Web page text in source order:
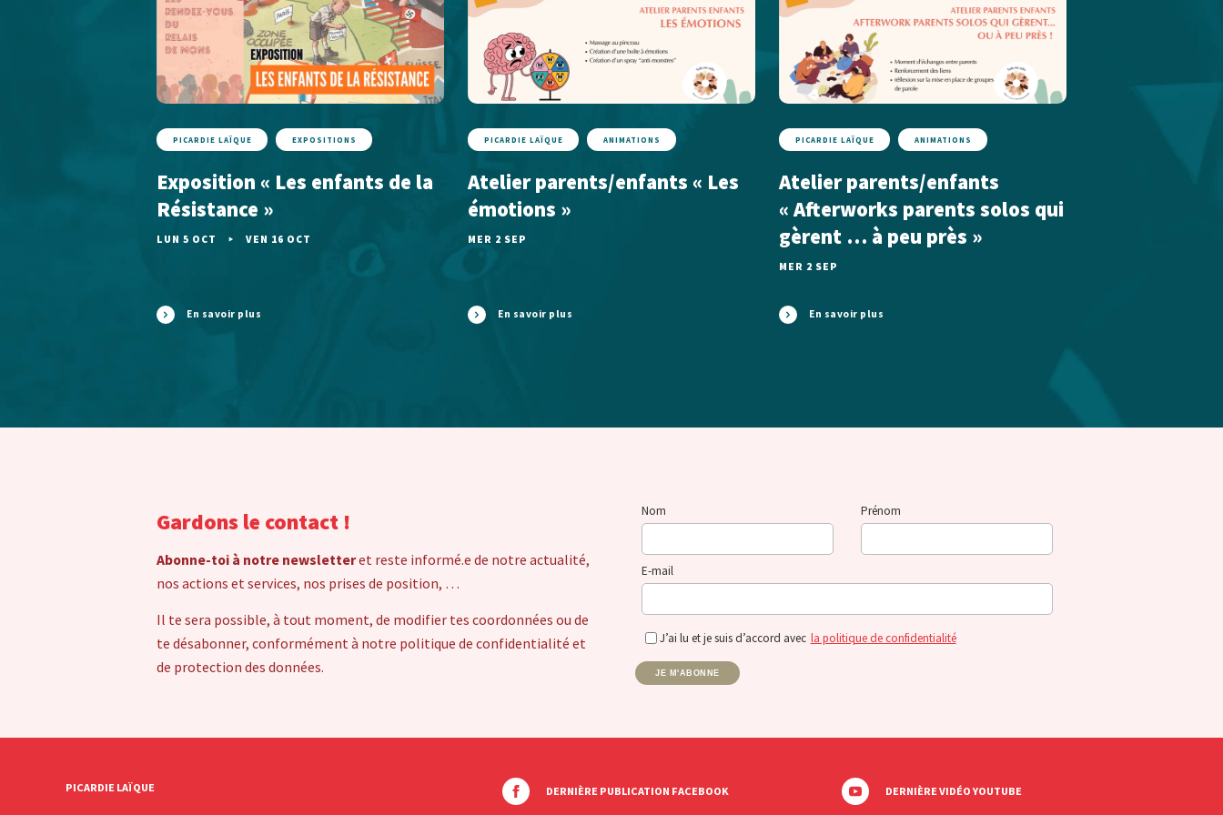
PICARDIE LAÏQUE EXPOSITIONS
Exposition « Les enfants de la
Résistance »
LUN 5 OCT VEN 16 OCT
En savoir plus
PICARDIE LAÏQUE ANIMATIONS
Atelier parents/enfants « Les
émotions »
MER 2 SEP
En savoir plus
PICARDIE LAÏQUE ANIMATIONS
Atelier parents/enfants
« Afterworks parents solos qui
gèrent … à peu près »
MER 2 SEP
En savoir plus
Gardons le contact !
Abonne-toi à notre newsletteret reste informé.e de notre actualité,
nos actions et services, nos prises de position, …
Il te sera possible, à tout moment, de modifier tes coordonnées ou de
te désabonner, conformément à notre politique de confidentialité et
de protection des données.
Nom Prénom
E-mail
J’ai lu et je suis d’accord avec la politique de confidentialité
JE M'ABONNE
PICARDIE LAÏQUE DERNIÈRE PUBLICATION FACEBOOK DERNIÈRE VIDÉO YOUTUBE